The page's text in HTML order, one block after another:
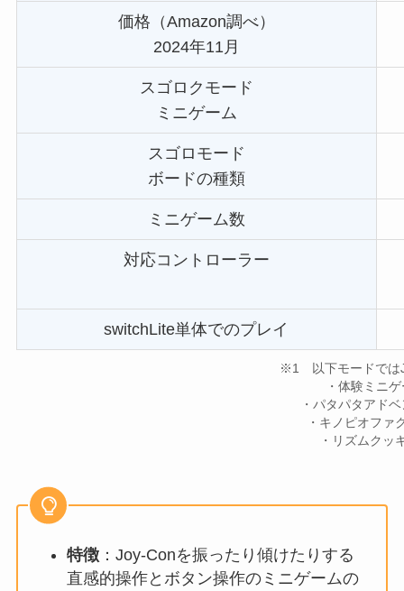
価格（Amazon調べ）
2024年11月
スゴロクモード
ミニゲーム
スゴロモード
ボードの種類
ミニゲーム数
対応コントローラー
switchLite単体でのプレイ
※1 以下モードでは
・体験ミニ
・パタパタアド
・キノピオファ
・リズムクッ
特徴：Joy-Conを振ったり傾けたりする
直感的操作とボタン操作のミニゲームの